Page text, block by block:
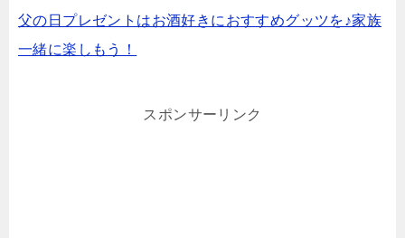
父の日プレゼントはお酒好きにおすすめグッツを♪家族
一緒に楽しもう！
スポンサーリンク